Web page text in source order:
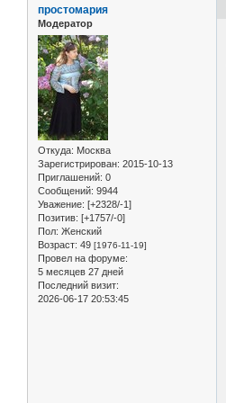
простомария
Модератор
Откуда: Москва
Зарегистрирован: 2015-10-13
Приглашений: 0
Сообщений: 9944
Уважение: [+2328/-1]
Позитив: [+1757/-0]
Пол: Женский
Возраст: 49 [1976-11-19]
Провел на форуме:
5 месяцев 27 дней
Последний визит:
2026-06-17 20:53:45